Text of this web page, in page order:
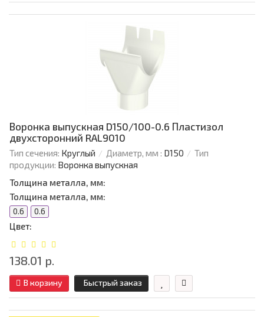
Воронка выпускная D150/100-0.6 Пластизол
двухсторонний RAL9010
Тип сечения: Круглый Диаметр, мм : D150
Тип
продукции: Воронка выпускная
Толщина металла, мм:
Толщина металла, мм:
0.6 0.6
Цвет:
138.01 р.
В корзину Быстрый заказ